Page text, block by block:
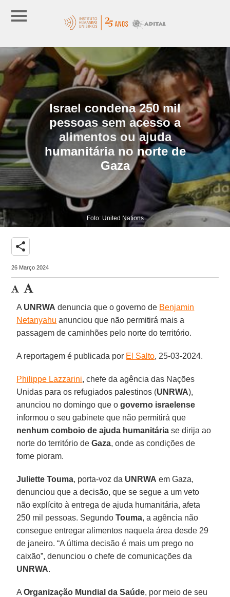
Israel condena 250 mil
pessoas sem acesso a
alimentos ou ajuda
humanitária no norte de
Gaza
Foto: United Nations
share
26 Março 2024
A UNRWA denuncia que o governo de Benjamin
Netanyahu anunciou que não permitirá mais a
passagem de caminhões pelo norte do território.
A reportagem é publicada por El Salto, 25-03-2024.
Philippe Lazzarini, chefe da agência das Nações
Unidas para os refugiados palestinos (UNRWA),
anunciou no domingo que ogoverno israelense
informou o seu gabinete que não permitirá que
nenhum comboio de ajuda humanitária se dirija ao
norte do território deGaza, onde as condições de
fome pioram.
Juliette Touma, porta-voz da UNRWA em Gaza,
denunciou que a decisão, que se segue a um veto
não explícito à entrega de ajuda humanitária, afeta
250 mil pessoas. SegundoTouma, a agência não
consegue entregar alimentos naquela área desde 29
de janeiro. “A última decisão é mais um prego no
caixão”, denunciou o chefe de comunicações da
UNRWA.
AOrganização Mundial da Saúde, por meio de seu